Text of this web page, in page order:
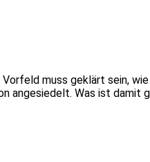
muss geklärt sein,
ange­siedelt. Was ist damit